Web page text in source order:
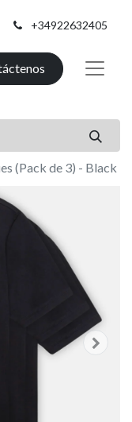
+34922632405
(Pack de 3) - Black